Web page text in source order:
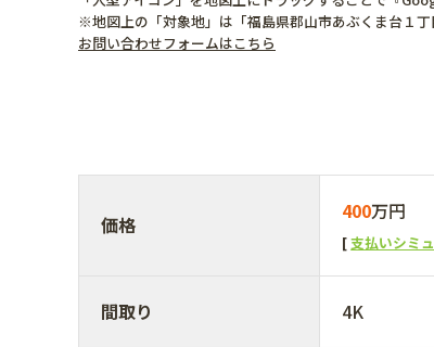
※地図上の「対象地」は「福島県郡山市あぶくま台１
お問い合わせフォームはこちら
価格
400万円
支払いシミ
間取り 4K